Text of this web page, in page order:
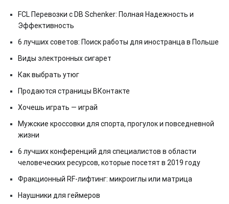
FCL Перевозки с DB Schenker: Полная Надежность и
Эффективность
6 лучших советов: Поиск работы для иностранца в Польше
Виды электронных сигарет
Как выбрать утюг
Продаются страницы ВКонтакте
Хочешь играть — играй
Мужские кроссовки для спорта, прогулок и повседневной
жизни
6 лучших конференций для специалистов в области
человеческих ресурсов, которые посетят в 2019 году
Фракционный RF-лифтинг: микроиглы или матрица
Наушники для геймеров